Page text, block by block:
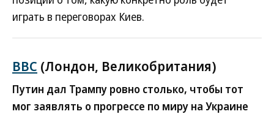
играть в переговорах Киев.
BBC (Лондон, Великобритания)
Путин дал Трампу ровно столько, чтобы тот
мог заявлять о прогрессе по миру на Украине